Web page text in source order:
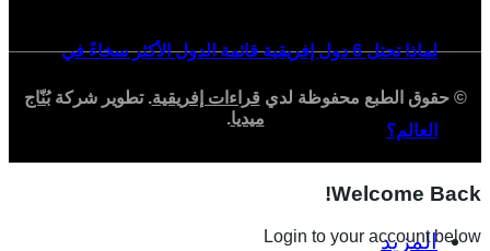
لماذا تحتل 6 دول إفريقية قائمة الدول الأكثر سخاءً في
العالم؟
المزيد
© حقوق الطبع محفوظة لدي قراءات إفريقية. تطوير شركةبُنّاج
ميديا.
Welcome Back!
Login to your account below